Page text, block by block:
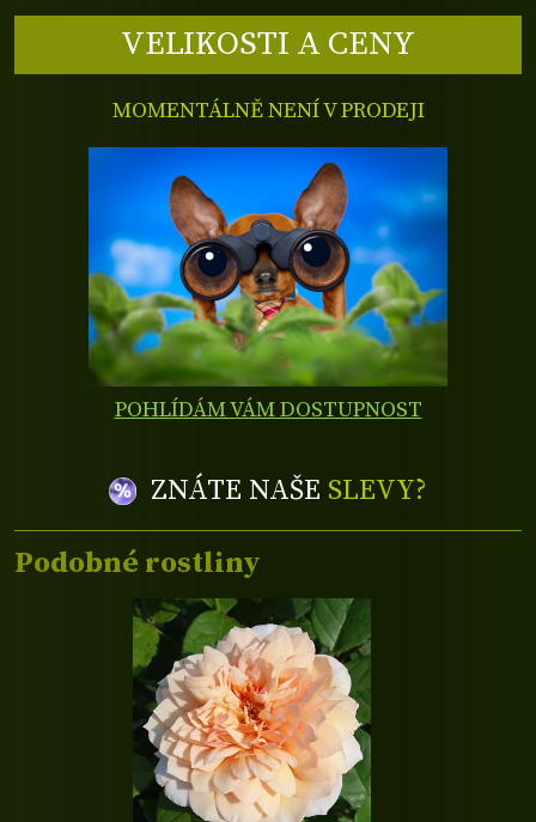
VELIKOSTI A CENY
MOMENTÁLNĚ NENÍ V PRODEJI
POHLÍDÁM VÁM DOSTUPNOST
ZNÁTE NAŠE SLEVY?
Podobné rostliny